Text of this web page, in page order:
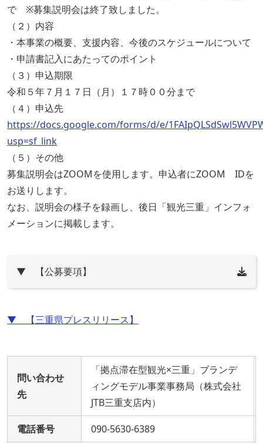
で ※募集説明会は終了致しました。
（２）内容
・本事業の概要、支援内容、今後のスケジュールについて
・申請書記入にあたってのポイント
（３）申込期限
令和５年７月１７日（月）１７時００分まで
（４）申込先
https://docs.google.com/forms/d/e/
usp=sf_link
（５）その他
募集説明会はZOOMを使用します。申込者にZOOM IDを
お送りします。
なお、説明会の様子を録画し、後日「観光三重」インフォ
メーションに掲載します。
▼ 【公募要項】
▼ 【三重県プレスリリース】
問い合わせ
先
「拠点滞在型観光×三重」ブランデ
ィングモデル事業事務局（株式会社
JTB三重支店内）
電話番号 090-5630-6389